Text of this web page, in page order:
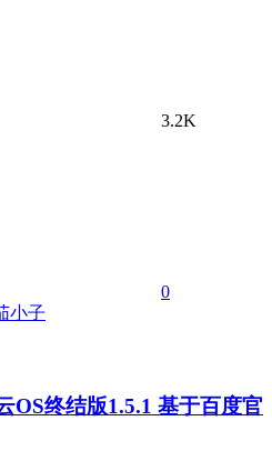
3.2K
0
小子
OS终结版1.5.1 基于百度官